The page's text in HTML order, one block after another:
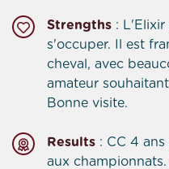
Strengths : L'Elixir
s'occuper. Il est
cheval, avec
amateur
Bonne visite.
Results : CC 4
aux